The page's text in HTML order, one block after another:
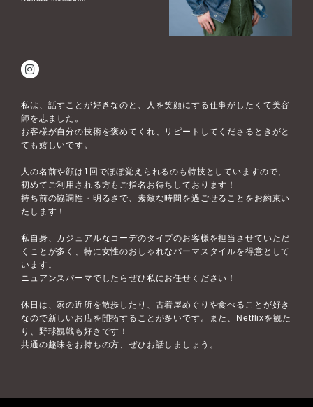
私は、話すことが好きなのと、人を笑顔にする仕事がしたくて美容
師を志ました。
お客様が自分の技術を褒めてくれ、リピートしてくださるときがと
ても嬉しいです。
人の名前や顔は1回でほぼ覚えられるのも特技としていますので、
初めてご利用される方もご指名お待ちしております！
持ち前の協調性・明るさで、素敵な時間を過ごせることをお約束い
たします！
私自身、カジュアルなコーデのタイプのお客様を担当させていただ
くことが多く、特に女性のおしゃれなパーマスタイルを得意として
います。
ニュアンスパーマでしたらぜひ私にお任せください！
休日は、家の近所を散歩したり、古着屋めぐりや食べることが好き
なので新しいお店を開拓することが多いです。また、Netflixを観た
り、野球観戦も好きです！
共通の趣味をお持ちの方、ぜひお話しましょう。